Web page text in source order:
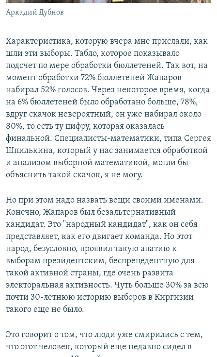
Аркадий Дубнов
Характеристика, которую вчера мне прислали, как
шли эти выборы. Табло, которое показывало
подсчет по мере обработки бюллетеней. Так вот, на
момент обработки 72% бюллетеней Жапаров
набирал 52% голосов. Через некоторое время, когда
на 6% бюллетеней было обработано больше, 78%,
вдруг скачок невероятный, он уже набирал около
80%, то есть ту цифру, которая оказалась
финальной. Специалисты-математики, типа Сергея
Шпилькина, который у нас занимается обработкой
и анализом выборной математикой, могли бы
объяснить такой скачок, я не могу.
Но при этом надо назвать вещи своими именами.
Конечно, Жапаров был безальтернативный
кандидат. Это "народный кандидат", как он себя
представляет, как его двигает команда. Но этот
народ, безусловно, проявил такую апатию к
выборам президентским, беспрецедентную для
такой активной страны, где очень развита
электоральная активность. Чуть больше 30% за всю
почти 30-летнюю историю выборов в Киргизии
такого еще не было.
Это говорит о том, что люди уже смирились с тем,
что этот человек, который еще недавно сидел в